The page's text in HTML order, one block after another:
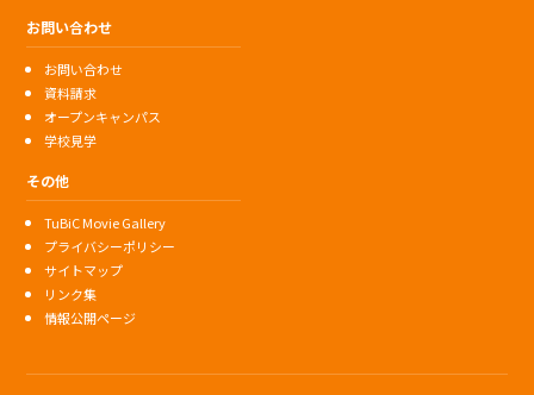
お問い合わせ
お問い合わせ
資料請求
オープンキャンパス
学校見学
その他
TuBiC Movie Gallery
プライバシーポリシー
サイトマップ
リンク集
情報公開ページ